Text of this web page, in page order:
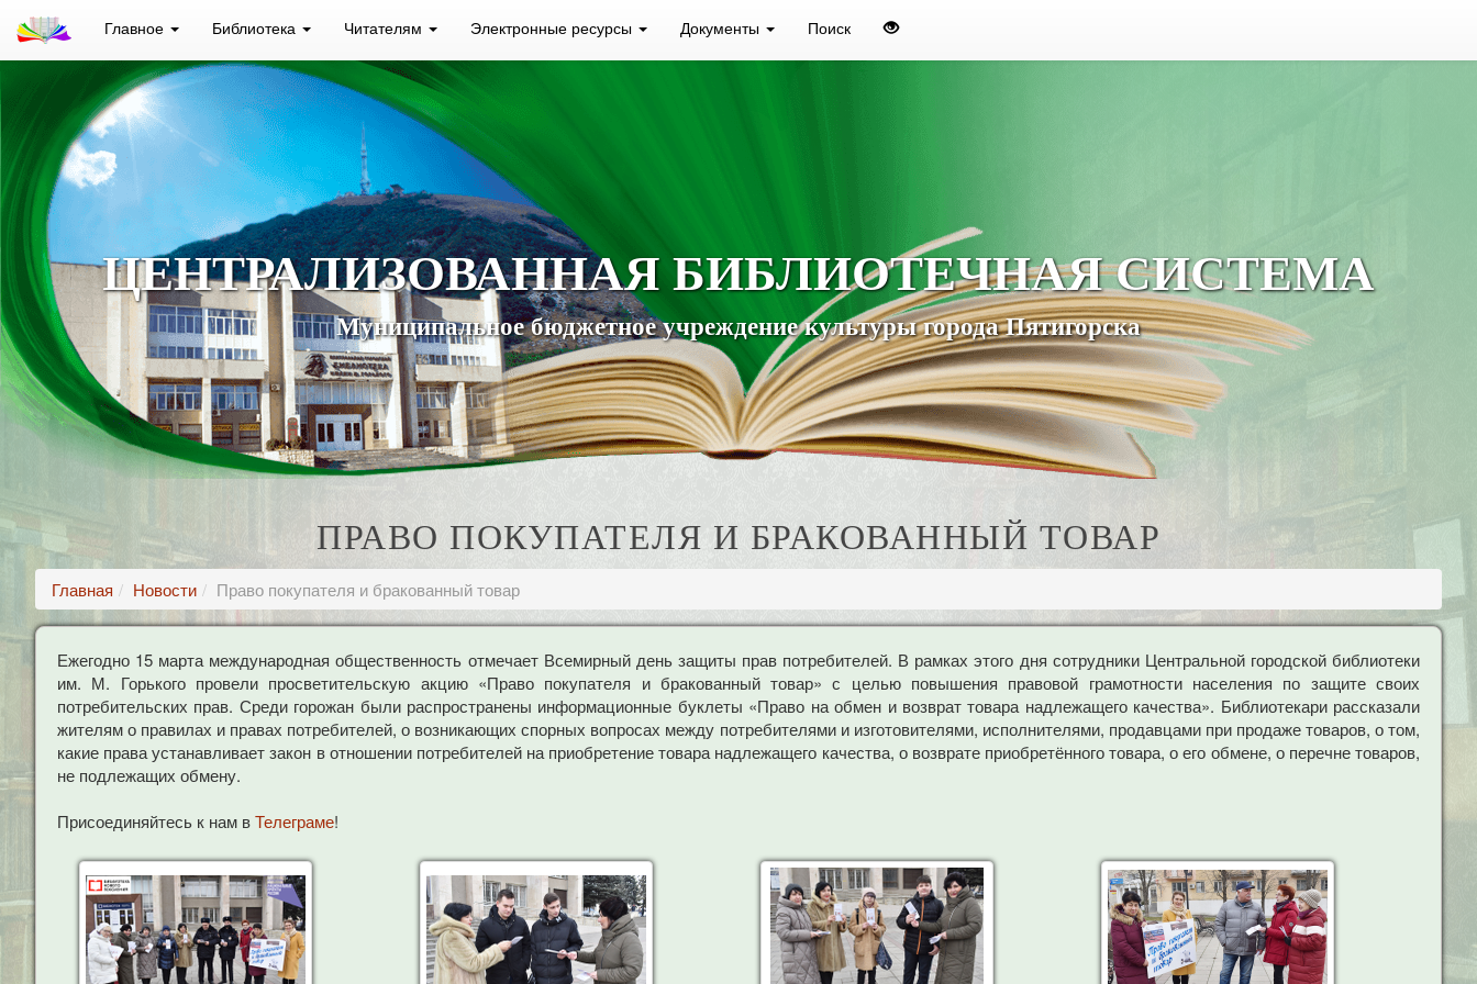
Главное Библиотека Читателям Электронные ресурсы Документы Поиск
ЦЕНТРАЛИЗОВАННАЯ БИБЛИОТЕЧНАЯ СИСТЕМА
Муниципальное бюджетное учреждение культуры города Пятигорска
ПРАВО ПОКУПАТЕЛЯ И БРАКОВАННЫЙ ТОВАР
Главная Новости Право покупателя и бракованный товар
Ежегодно 15 марта международная общественность отмечает Всемирный день защиты прав потребителей. В рамках этого дня сотрудники Центральной городской библиотеки
им. М. Горького провели просветительскую акцию «Право покупателя и бракованный товар» с целью повышения правовой грамотности населения по защите своих
потребительских прав. Среди горожан были распространены информационные буклеты «Право на обмен и возврат товара надлежащего качества». Библиотекари рассказали
жителям о правилах и правах потребителей, о возникающих спорных вопросах между потребителями и изготовителями, исполнителями, продавцами при продаже товаров, о том,
какие права устанавливает закон в отношении потребителей на приобретение товара надлежащего качества, о возврате приобретённого товара, о его обмене, о перечне товаров,
не подлежащих обмену.
Присоединяйтесь к нам вТелеграме!